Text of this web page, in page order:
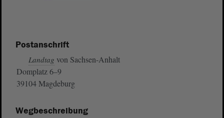
Postanschrift
Landtag von Sachsen-Anhalt
Domplatz 6–9
39104 Magdeburg
Wegbeschreibung